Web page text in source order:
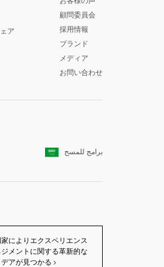
ア
顧問委員会
採用情報
ブランド
メディア
お問い合わせ
برامج للمسح
によりエクスペリエンス
ジメントに関する革新的な
デアが見つかる